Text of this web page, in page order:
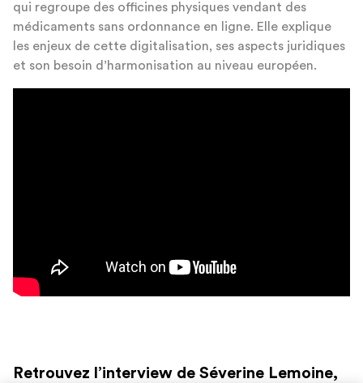
qui regroupe des officines physiques vendant des
médicaments sans ordonnance en ligne. Elle explique
les enjeux de cette digitalisation, ses aspects juridiques
et son besoin d’harmonisation au niveau européen.
Retrouvez l’interview de Séverine Lemoine,